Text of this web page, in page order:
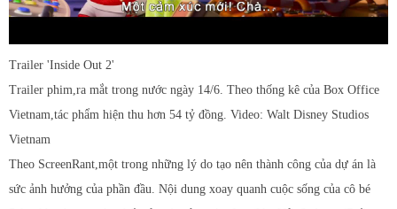
Trailer 'Inside Out 2'
Trailer phim,ra mắt trong nước ngày 14/6. Theo thống kê của Box Office
Vietnam,tác phẩm hiện thu hơn 54 tỷ đồng. Video: Walt Disney Studios
Vietnam
Theo ScreenRant,một trong những lý do tạo nên thành công của dự án là
sức ảnh hưởng của phần đầu. Nội dung xoay quanh cuộc sống của cô bé